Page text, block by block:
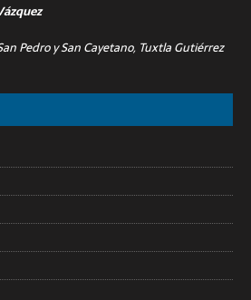
Pedro y San Cayetano, Tuxtla Gutiérrez